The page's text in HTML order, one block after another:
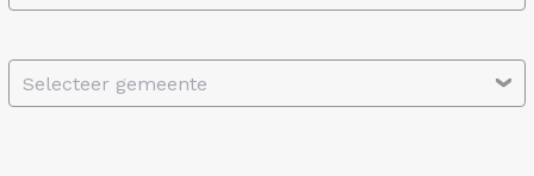
Selecteer gemeente